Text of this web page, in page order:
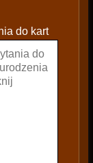
do kart